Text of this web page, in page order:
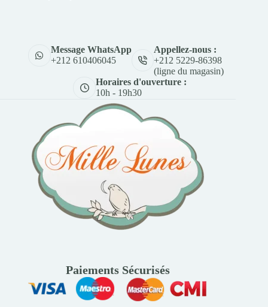
Message WhatsApp
+212 610406045
Appellez-nous :
+212 5229-86398
(ligne du magasin)
Horaires d'ouverture :
10h - 19h30
Paiements Sécurisés